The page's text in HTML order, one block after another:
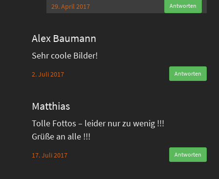
29. April 2017 Antworten
Alex Baumann
Sehr coole Bilder!
2. Juli 2017 Antworten
Matthias
Tolle Fottos – leider nur zu wenig !!!
Grüße an alle !!!
17. Juli 2017 Antworten